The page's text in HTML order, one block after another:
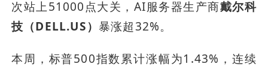
次站上51000点大关，AI服务器生产商戴尔科
技（DELL.US）暴涨超32%。
本周，标普500指数累计涨幅为1.43%，连续